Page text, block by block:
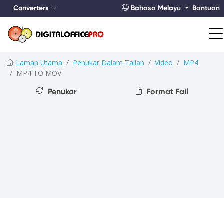
Converters Bahasa Melayu Bantuan
Laman Utama Penukar Dalam Talian Video
MP4
MP4 TO MOV
Penukar
Format Fail